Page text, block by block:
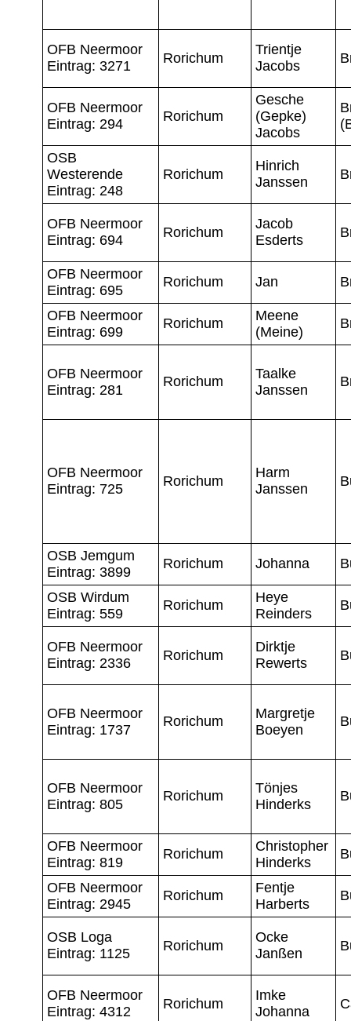
OFB Neermoor
Eintrag: 3271
Rorichum
Trientje
Jacobs
OFB Neermoor
Eintrag: 294
Rorichum
Gesche
(Gepke)
Jacobs
OSB
Westerende
Eintrag: 248
Rorichum
Hinrich
Janssen
OFB Neermoor
Eintrag: 694
Rorichum
Jacob
Esderts
OFB Neermoor
Eintrag: 695
Rorichum Jan
OFB Neermoor
Eintrag: 699
Rorichum
Meene
(Meine)
OFB Neermoor
Eintrag: 281
Rorichum
Taalke
Janssen
OFB Neermoor
Eintrag: 725
Rorichum
Harm
Janssen
OSB Jemgum
Eintrag: 3899
Rorichum Johanna
OSB Wirdum
Eintrag: 559
Rorichum
Heye
Reinders
OFB Neermoor
Eintrag: 2336
Rorichum
Dirktje
Rewerts
OFB Neermoor
Eintrag: 1737
Rorichum
Margretje
Boeyen
OFB Neermoor
Eintrag: 805
Rorichum
Tönjes
Hinderks
OFB Neermoor
Eintrag: 819
Rorichum
Christopher
Hinderks
OFB Neermoor
Eintrag: 2945
Rorichum
Fentje
Harberts
OSB Loga
Eintrag: 1125
Rorichum
Ocke
Janßen
OFB Neermoor
Eintrag: 4312
Rorichum
Imke
Johanna